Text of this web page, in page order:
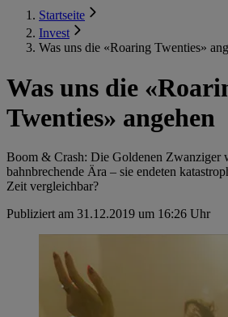
Startseite
Invest
Was uns die «Roaring Twenties»
Was uns die
Twenties» angehen
Boom & Crash: Die Goldenen Zwanziger
bahnbrechende Ära – sie endeten
Zeit vergleichbar?
Publiziert am 31.12.2019 um 16:26 Uhr